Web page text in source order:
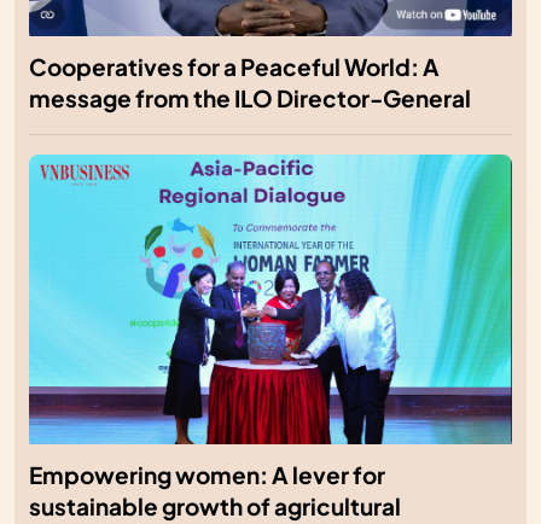
Cooperatives for a Peaceful World: A
message from the ILO Director-General
Empowering women: A lever for
sustainable growth of agricultural